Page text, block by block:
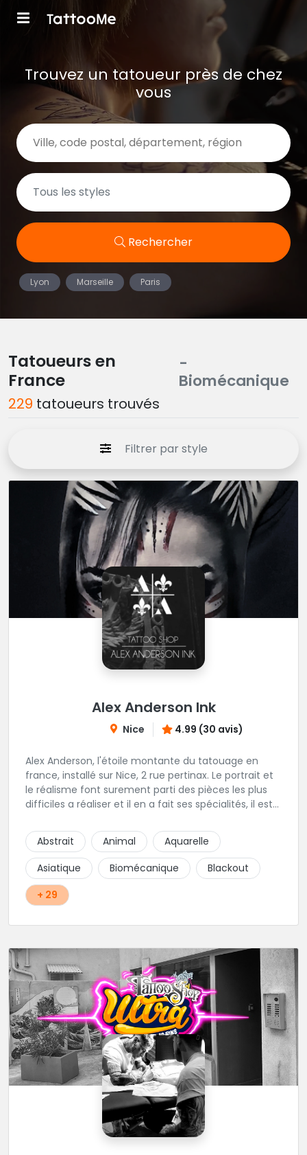
Trouvez un tatoueur près de chez
vous
Rechercher
Lyon Marseille Paris
Tatoueurs en
France
-
Biomécanique
229 tatoueurs trouvés
Filtrer par style
Alex Anderson Ink
Nice 4.99 (30 avis)
Alex Anderson, l'étoile montante du tatouage en
france, installé sur Nice, 2 rue pertinax. Le portrait et
le réalisme font surement parti des pièces les plus
difficiles a réaliser et il en a fait ses spécialités, il est
religieux ou du chicanos. Romain son frère sera vous
combler par sa finesse pour des pièces comme le
mandala, l'ornemental ou la calligraphie pour le
bonheur des futurs tatoués. Il y a aussi Léa, Maureen,
Fat, Tom, Sento, Lily, des artistes hors normes. Il n'y a
qu'à regarder les pièces sélectionnées ici pour
Abstrait Animal
Aquarelle
Asiatique
Biomécanique
Blackout
+ 29